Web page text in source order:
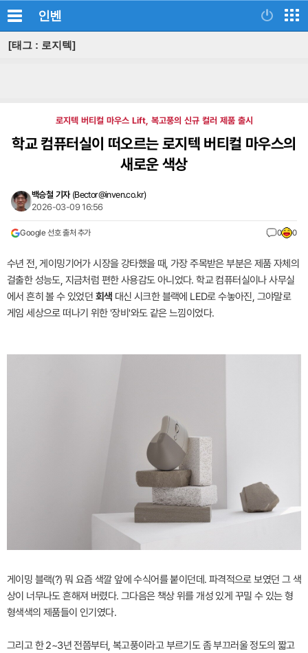
인벤
[태그 : 로지텍]
로지텍 버티컬 마우스 Lift, 복고풍의 신규 컬러 제품 출시
학교 컴퓨터실이 떠오르는 로지텍 버티컬 마우스의
새로운 색상
백승철 기자 (Bector@inven.co.kr)
2026-03-09 16:56
Google 선호 출처 추가 0 0
수년 전, 게이밍기어가 시장을 강타했을 때, 가장 주목받은 부분은 제품 자체의
걸출한 성능도, 지금처럼 편한 사용감도 아니었다. 학교 컴퓨터실이나 사무실
에서 흔히 볼 수 있었던 회색 대신 시크한 블랙에 LED로 수놓아진, 그야말로
게임 세상으로 떠나기 위한 '장비'와도 같은 느낌이었다.
게이밍 블랙(?) 뭐 요즘 색깔 앞에 수식어를 붙이던데. 파격적으로 보였던 그 색
상이 너무나도 흔해져 버렸다. 그다음은 책상 위를 개성 있게 꾸밀 수 있는 형
형색색의 제품들이 인기였다.
그리고 한 2~3년 전쯤부터, 복고풍이라고 부르기도 좀 부끄러울 정도의 짧고